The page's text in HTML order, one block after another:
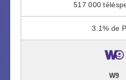
517 000
3.1%
W9